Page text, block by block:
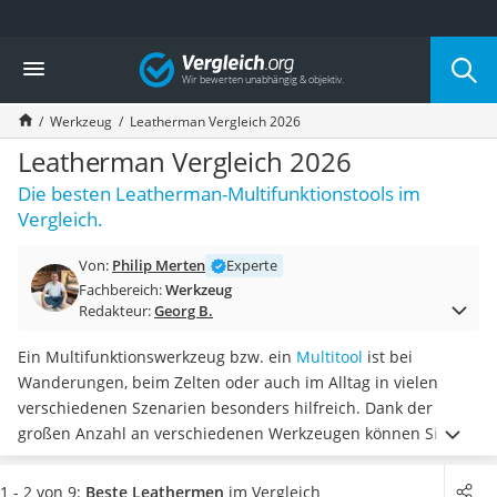
Die beliebtesten Vergleiche nach Kategorie
Baumarkt
Tresor feuerfest
Makita-Akku-Rasenmäher
Kappsäge
Smartes Türschloss
Akku-Rasentrimmer
Feuchtigkeitsmessgerät
Split-Klimaanlage 2 Innengeräte
Pelletofen
Bohrmaschine
Fliesenschneider
Hochdruckreiniger
Doppelschleifer
Überwachungskamera
Benzinrasenmäher mit Elektrostart
Akku-Laubsauger
Vergleich
Werkzeug Leatherman Vergleich 2026
Leatherman Vergleich 2026
Die besten Leatherman-Multifunktionstools im
Vergleich.
Von: Philip Merten
Experte
Fachbereich:Werkzeug
Redakteur:Georg B.
Ein Multifunktionswerkzeug bzw. ein Multitool ist bei
Wanderungen, beim Zelten oder auch im Alltag in vielen
verschiedenen Szenarien besonders hilfreich. Dank der
großen Anzahl an verschiedenen Werkzeugen können Sie
laut diversen Online-Testschneiden, sägen, feilen oder auch
Flaschen öffnen Wählen Sie jetzt aus unserer Produkttabelle
1 - 2 von 9: Beste Leathermen im Vergleich